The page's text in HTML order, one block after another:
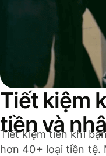
Tiết kiệm
tiền và
Tiết kiệm tiền khi
hơn 40+ loại tiền tệ.